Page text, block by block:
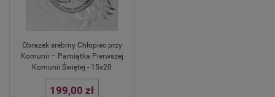
Obrazek srebrny Chłopiec przy
Komunii – Pamiątka Pierwszej
Komunii Świętej - 15x20
199,00 zł